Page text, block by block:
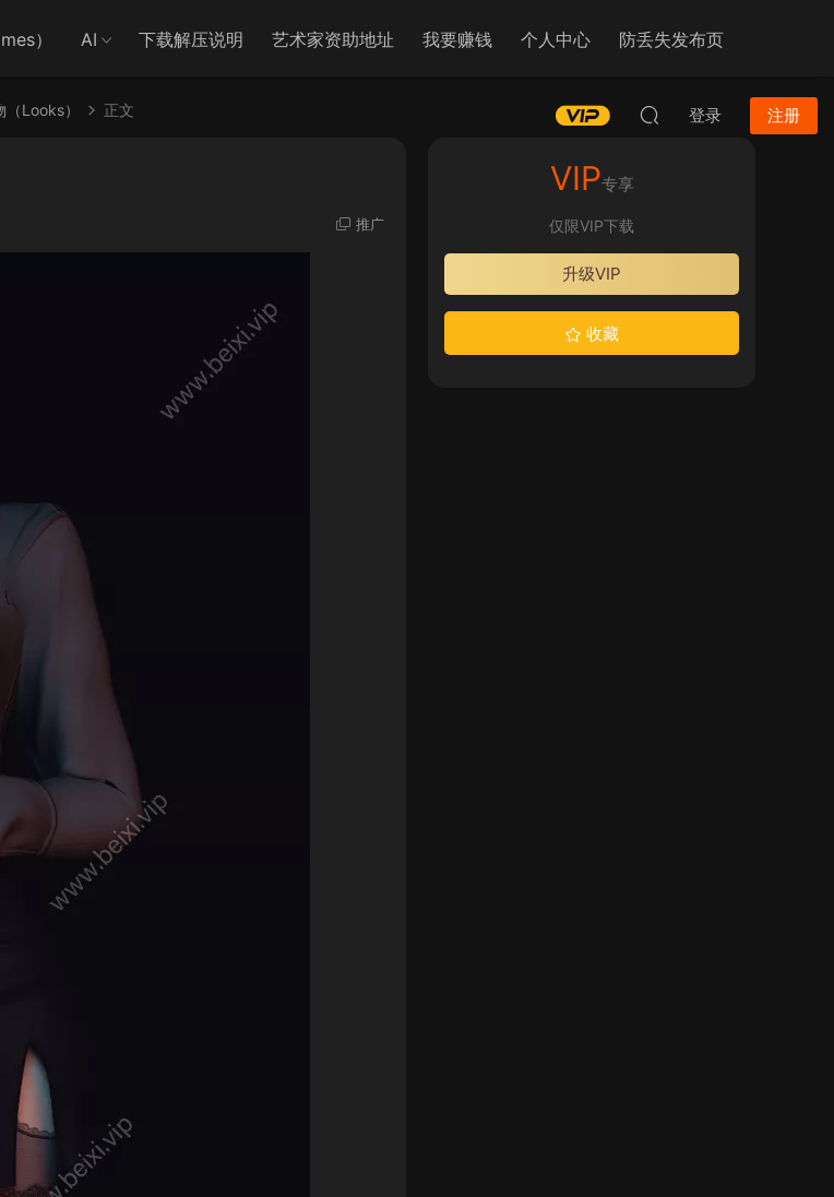
） AI 下载解压说明 艺术家资助地址 我要赚钱 个人中心 防丢失发布页
登录 注册
（Looks） 正文
推广
VIP专享
仅限VIP下载
升级VIP
收藏